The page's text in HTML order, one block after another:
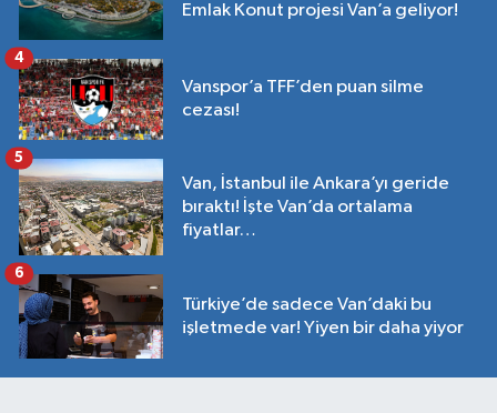
Emlak Konut projesi Van’a geliyor!
Vanspor’a TFF’den puan silme
cezası!
4
Van, İstanbul ile Ankara’yı geride
bıraktı! İşte Van’da ortalama
fiyatlar…
5
Türkiye’de sadece Van’daki bu
işletmede var! Yiyen bir daha yiyor
6